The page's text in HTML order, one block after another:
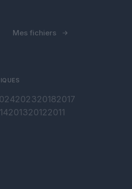
Mes fichiers
202320182017
201320122011